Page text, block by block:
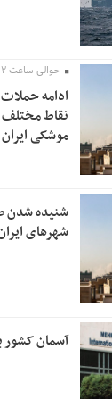
حوالی ساعت ۱۲ ظهر؛
ادامه
نقاط مختلف
موشکی
شنیده شدن
شهرهای
آسمان کشور